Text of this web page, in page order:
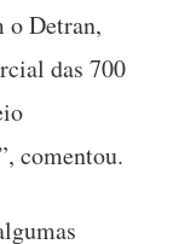
o Detran,
das 700
comentou.